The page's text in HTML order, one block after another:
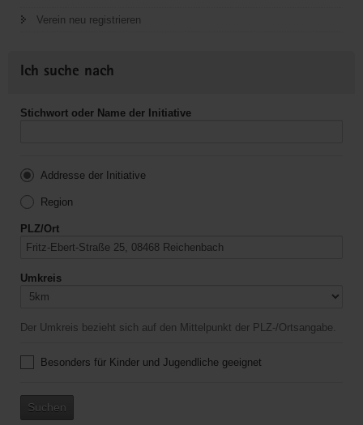
Verein neu registrieren
Ich suche nach
Stichwort oder Name der Initiative
Addresse der Initiative
Region
PLZ/Ort
Umkreis
Der Umkreis bezieht sich auf den Mittelpunkt der PLZ-/Ortsangabe.
Besonders für Kinder und Jugendliche geeignet
Suchen